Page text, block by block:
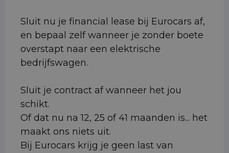
Sluit nu je financial lease bij Eurocars af,
en bepaal zelf wanneer je zonder boete
overstapt naar een elektrische
bedrijfswagen.
Sluit je contract af wanneer het jou
schikt.
Of dat nu na 12, 25 of 41 maanden is... het
maakt ons niets uit.
Bij Eurocars krijg je geen last van